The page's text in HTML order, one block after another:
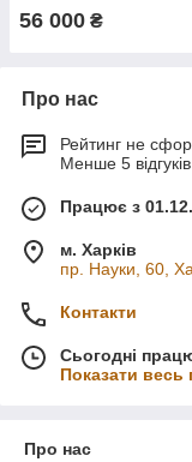
56 000 ₴
Про нас
Рейтинг не
Менше 5
Працює з
м. Харків
пр. Науки, 60,
Контакти
Сьогодні
Показати весь
Про нас